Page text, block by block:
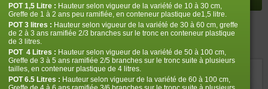
Brandt's dwarf
POT1,5 Litre : Hauteur selon vigueur de la variété de 10 à 30 cm,
Greffe de 1 à 2 ans peu ramifiée, en conteneur plastique de1,5 litre.
POT3 litres : Hauteur selon vigueur de la variété de 30 à 60 cm, greffe
de 2 à 3 ans ramifiée 2/3 branches sur le tronc en conteneur plastique
de 3 litres.
POT 4 Litres : Hauteur selon vigueur de la variété de 50 à 100 cm,
Greffe de 3 à 5 ans ramifiée 2/5 branches sur le tronc suite à plusieurs
tailles, en conteneur plastique de 4 litres.
POT 6.5 Litres : Hauteur selon vigueur de la variété de 60 à 100 cm,